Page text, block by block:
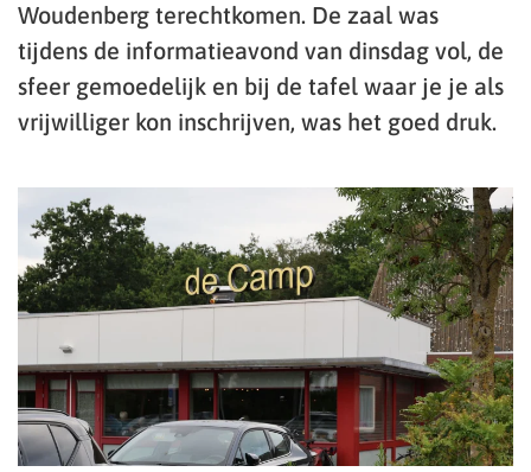
Woudenberg terechtkomen. De zaal was
tijdens de informatieavond van dinsdag vol, de
sfeer gemoedelijk en bij de tafel waar je je als
vrijwilliger kon inschrijven, was het goed druk.